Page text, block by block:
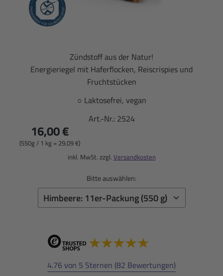
Zündstoff aus der Natur!
Energieriegel mit Haferflocken, Reiscrispies und
Fruchtstücken
○ Laktosefrei, vegan
Art.-Nr.: 2524
16,00 €
(550g / 1 kg = 29,09 €)
inkl. MwSt. zzgl. Versandkosten
Bitte auswählen:
4.76 von 5 Sternen (82 Bewertungen)